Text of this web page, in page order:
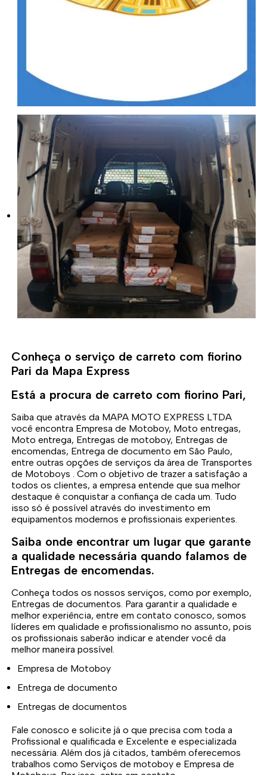
Conheça o serviço de carreto com fiorino
Pari da Mapa Express
Está a procura de carreto com fiorino Pari,
Saiba que através da MAPA MOTO EXPRESS LTDA
você encontra Empresa de Motoboy, Moto entregas,
Moto entrega, Entregas de motoboy, Entregas de
encomendas, Entrega de documento em São Paulo,
entre outras opções de serviços da área de Transportes
de Motoboys . Com o objetivo de trazer a satisfação a
todos os clientes, a empresa entende que sua melhor
destaque é conquistar a confiança de cada um. Tudo
isso só é possível através do investimento em
equipamentos modernos e profissionais experientes.
Saiba onde encontrar um lugar que garante
a qualidade necessária quando falamos de
Entregas de encomendas.
Conheça todos os nossos serviços, como por exemplo,
Entregas de documentos. Para garantir a qualidade e
melhor experiência, entre em contato conosco, somos
líderes em qualidade e profissionalismo no assunto, pois
os profissionais saberão indicar e atender você da
melhor maneira possível.
Empresa de Motoboy
Entrega de documento
Entregas de documentos
Fale conosco e solicite já o que precisa com toda a
Profissional e qualificada e Excelente e especializada
necessária. Além dos já citados, também oferecemos
trabalhos como Serviços de motoboy e Empresa de